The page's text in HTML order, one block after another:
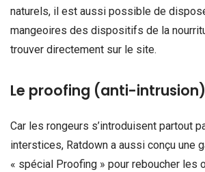
naturels, il est aussi possible de
mangeoires des dispositifs de la
trouver directement sur le site.
Le proofing (anti-intrusion)
Car les rongeurs s’introduisent partout
interstices, Ratdown a aussi conçu une
« spécial Proofing » pour reboucher les